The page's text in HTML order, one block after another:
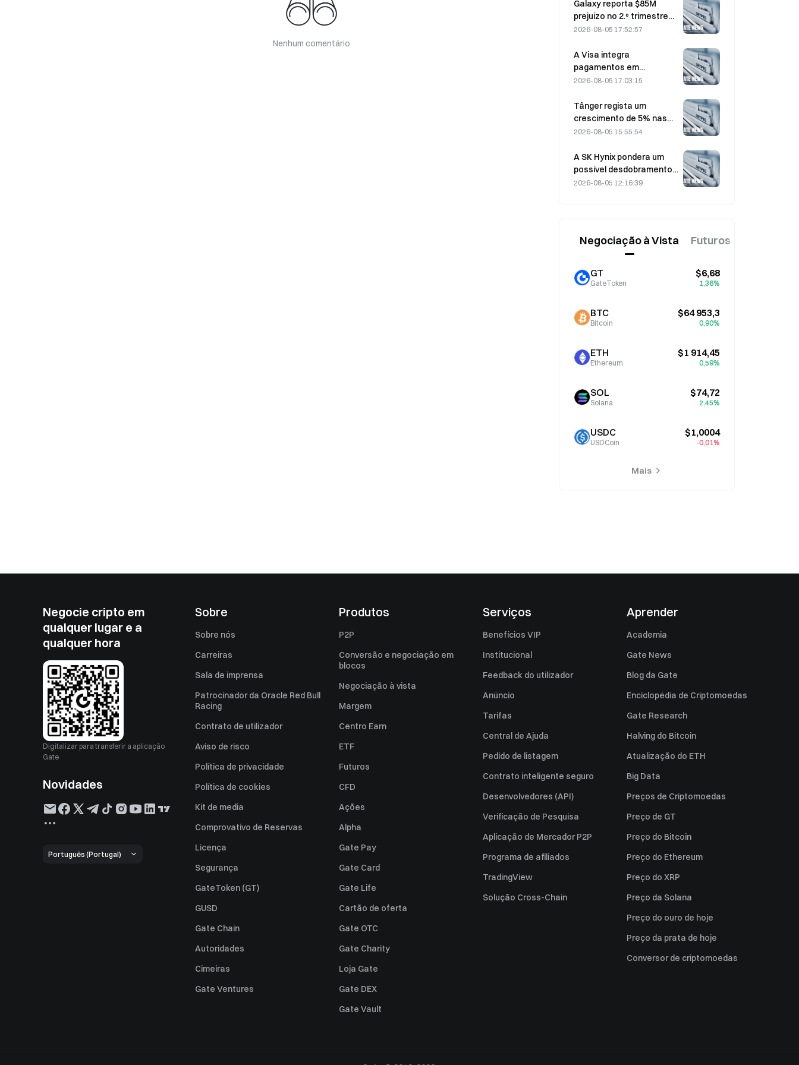
Nenhum comentário
Galaxy reporta $85M
prejuízo no 2.º trimestre
de 2026; receitas ficam
abaixo do esperado,
ações caem 7,23%
2026-08-05 17:52:57
A Visa integra
pagamentos em
stablecoins no Visa Direct
com a Zero Hash
2026-08-05 17:03:15
Tânger regista um
crescimento de 5% nas
vendas, impulsionado pelo
Campeonato do Mundo
em junho e julho.
2026-08-05 15:55:54
A SK Hynix pondera um
possível desdobramento
de ações à medida que o
2026-08-05 12:16:39
Negociação à Vista Futuros
GT
GateToken
$6,68
1,36%
BTC
Bitcoin
$64 953,3
0,90%
ETH
Ethereum
$1 914,45
0,59%
SOL
Solana
$74,72
2,45%
USDC
USDCoin
$1,0004
-0,01%
Mais
Negocie cripto em
qualquer lugar e a
qualquer hora
Digitalizar para transferir a aplicação
Gate
Novidades
Português (Portugal)
Sobre
Sobre nós
Carreiras
Sala de imprensa
Patrocinador da Oracle Red Bull
Racing
Contrato de utilizador
Aviso de risco
Política de privacidade
Política de cookies
Kit de media
Comprovativo de Reservas
Licença
Segurança
GateToken (GT)
GUSD
Gate Chain
Autoridades
Cimeiras
Gate Ventures
Produtos
P2P
Conversão e negociação em
blocos
Negociação à vista
Margem
Centro Earn
ETF
Futuros
CFD
Ações
Alpha
Gate Pay
Gate Card
Gate Life
Cartão de oferta
Gate OTC
Gate Charity
Loja Gate
Gate DEX
Gate Vault
Serviços
Benefícios VIP
Institucional
Feedback do utilizador
Anúncio
Tarifas
Central de Ajuda
Pedido de listagem
Contrato inteligente seguro
Desenvolvedores (API)
Verificação de Pesquisa
Aplicação de Mercador P2P
Programa de afiliados
TradingView
Solução Cross-Chain
Aprender
Academia
Gate News
Blog da Gate
Enciclopédia de Criptomoedas
Gate Research
Halving do Bitcoin
Atualização do ETH
Big Data
Preços de Criptomoedas
Preço de GT
Preço do Bitcoin
Preço do Ethereum
Preço do XRP
Preço da Solana
Preço do ouro de hoje
Preço da prata de hoje
Conversor de criptomoedas